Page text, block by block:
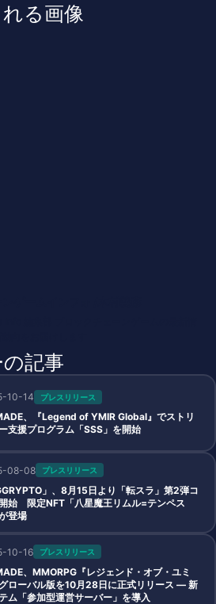
る画像
記事
10-14 プレスリリース
、『Legend of YMIR Global』でストリ
支援プログラム「SSS」を開始
08-08 プレスリリース
」、8月15日より「転スラ」第2弾コ
始 限定NFT「八星魔王リムル=テンペス
登場
10-16 プレスリリース
、MMORPG『レジェンド・オブ・ユミ
ローバル版を10月28日に正式リリース ― 新
ム「参加型運営サーバー」を導入